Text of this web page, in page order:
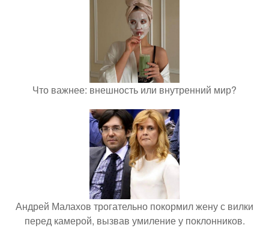
Что важнее: внешность или внутренний мир?
Андрей Малахов трогательно покормил жену с вилки
перед камерой, вызвав умиление у поклонников.